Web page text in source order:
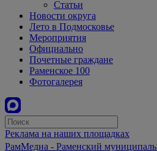
Статьи
Новости округа
Лето в Подмосковье
Мероприятия
Официально
Почетные граждане
Раменское 100
Фотогалерея
Реклама на наших площадках
РамМедиа - Раменский